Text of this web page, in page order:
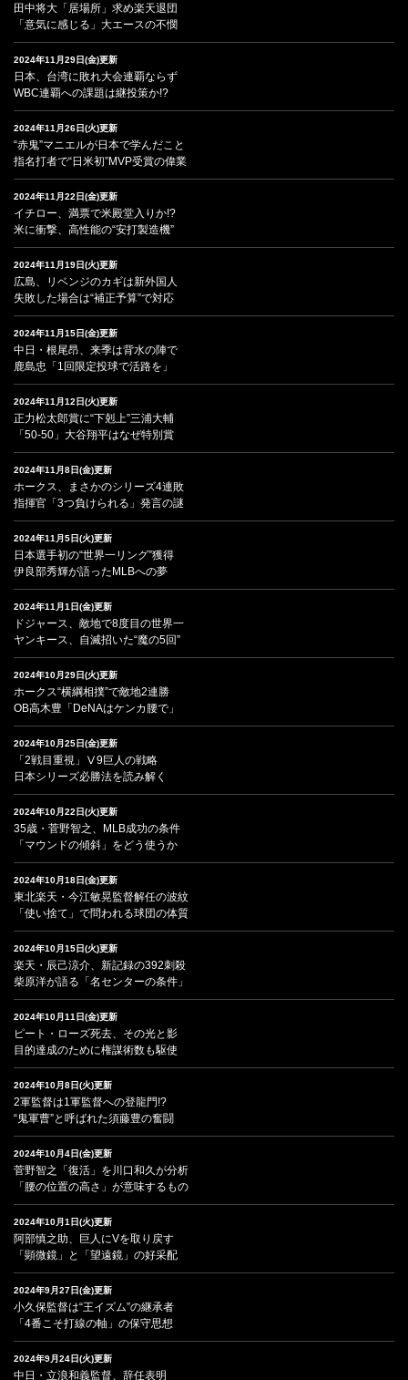
田中将大「居場所」求め楽天退団
「意気に感じる」大エースの不憫
2024年11月29日(金)更新
日本、台湾に敗れ大会連覇ならず
WBC連覇への課題は継投策か!?
2024年11月26日(火)更新
“赤鬼”マニエルが日本で学んだこと
指名打者で“日米初”MVP受賞の偉業
2024年11月22日(金)更新
イチロー、満票で米殿堂入りか!?
米に衝撃、高性能の“安打製造機”
2024年11月19日(火)更新
広島、リベンジのカギは新外国人
失敗した場合は“補正予算”で対応
2024年11月15日(金)更新
中日・根尾昂、来季は背水の陣で
鹿島忠「1回限定投球で活路を」
2024年11月12日(火)更新
正力松太郎賞に“下剋上”三浦大輔
「50-50」大谷翔平はなぜ特別賞
2024年11月8日(金)更新
ホークス、まさかのシリーズ4連敗
指揮官「3つ負けられる」発言の謎
2024年11月5日(火)更新
日本選手初の“世界一リング”獲得
伊良部秀輝が語ったMLBへの夢
2024年11月1日(金)更新
ドジャース、敵地で8度目の世界一
ヤンキース、自滅招いた“魔の5回”
2024年10月29日(火)更新
ホークス“横綱相撲”で敵地2連勝
OB高木豊「DeNAはケンカ腰で」
2024年10月25日(金)更新
「2戦目重視」Ⅴ9巨人の戦略
日本シリーズ必勝法を読み解く
2024年10月22日(火)更新
35歳・菅野智之、MLB成功の条件
「マウンドの傾斜」をどう使うか
2024年10月18日(金)更新
東北楽天・今江敏晃監督解任の波紋
「使い捨て」で問われる球団の体質
2024年10月15日(火)更新
楽天・辰己涼介、新記録の392刺殺
柴原洋が語る「名センターの条件」
2024年10月11日(金)更新
ピート・ローズ死去、その光と影
目的達成のために権謀術数も駆使
2024年10月8日(火)更新
2軍監督は1軍監督への登龍門!?
“鬼軍曹”と呼ばれた須藤豊の奮闘
2024年10月4日(金)更新
菅野智之「復活」を川口和久が分析
「腰の位置の高さ」が意味するもの
2024年10月1日(火)更新
阿部慎之助、巨人にVを取り戻す
「顕微鏡」と「望遠鏡」の好采配
2024年9月27日(金)更新
小久保監督は“王イズム”の継承者
「4番こそ打線の軸」の保守思想
2024年9月24日(火)更新
中日・立浪和義監督、辞任表明